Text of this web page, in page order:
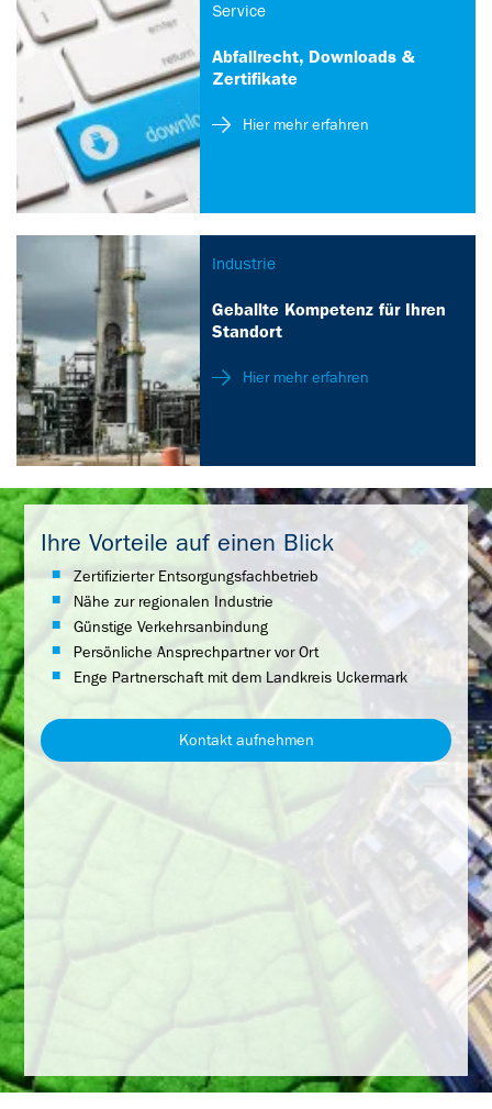
Service
Abfallrecht, Downloads &
Zertifikate
Hier mehr erfahren
Industrie
Geballte Kompetenz für Ihren
Standort
Hier mehr erfahren
Ihre Vorteile auf einen Blick
Zertifizierter Entsorgungsfachbetrieb
Nähe zur regionalen Industrie
Günstige Verkehrsanbindung
Persönliche Ansprechpartner vor Ort
Enge Partnerschaft mit dem Landkreis Uckermark
Kontakt aufnehmen